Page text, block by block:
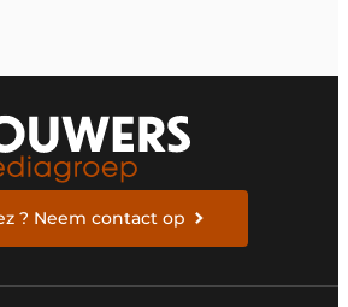
? Neem contact op